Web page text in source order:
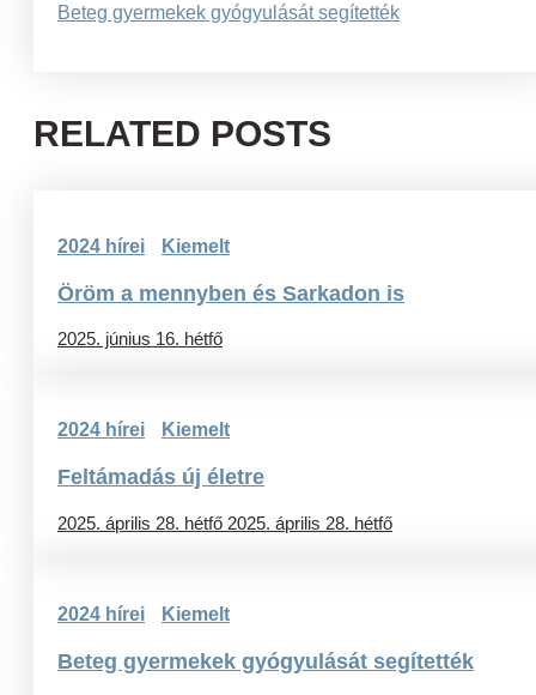
Beteg gyermekek gyógyulását segítették
RELATED POSTS
2024 hírei Kiemelt
Öröm a mennyben és Sarkadon is
2025. június 16. hétfő
2024 hírei Kiemelt
Feltámadás új életre
2025. április 28. hétfő 2025. április 28. hétfő
2024 hírei Kiemelt
Beteg gyermekek gyógyulását segítették